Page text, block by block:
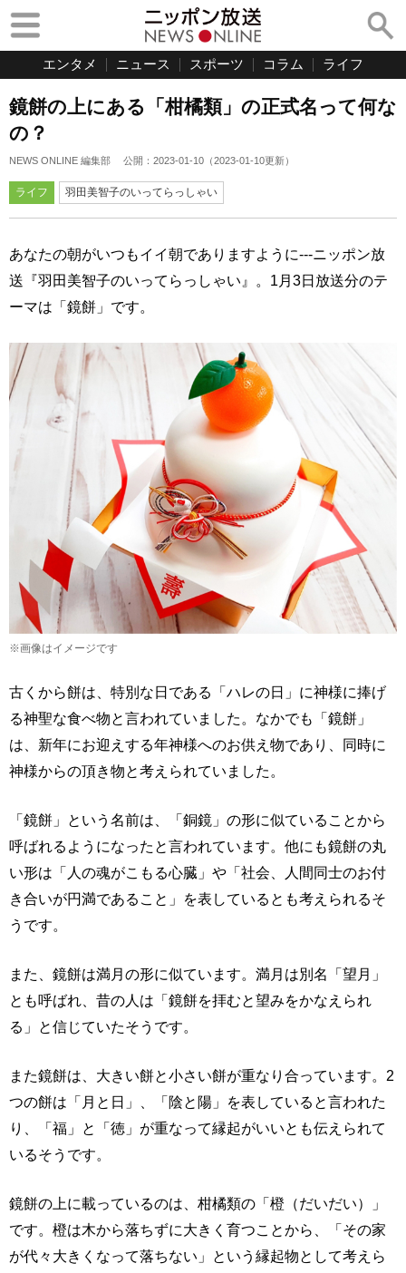
エンタメ ニュース スポーツ コラム ライフ
鏡餅の上にある「柑橘類」の正式名って何な
の？
NEWS ONLINE 編集部 公開： 2023-01-10 （2023-01-10更新）
ライフ 羽田美智子のいってらっしゃい
あなたの朝がいつもイイ朝でありますように---ニッポン放
送『羽田美智子のいってらっしゃい』。1月3日放送分のテ
ーマは「鏡餅」です。
※画像はイメージです
古くから餅は、特別な日である「ハレの日」に神様に捧げ
る神聖な食べ物と言われていました。なかでも「鏡餅」
は、新年にお迎えする年神様へのお供え物であり、同時に
神様からの頂き物と考えられていました。
「鏡餅」という名前は、「銅鏡」の形に似ていることから
呼ばれるようになったと言われています。他にも鏡餅の丸
い形は「人の魂がこもる心臓」や「社会、人間同士のお付
き合いが円満であること」を表しているとも考えられるそ
うです。
また、鏡餅は満月の形に似ています。満月は別名「望月」
とも呼ばれ、昔の人は「鏡餅を拝むと望みをかなえられ
る」と信じていたそうです。
また鏡餅は、大きい餅と小さい餅が重なり合っています。2
つの餅は「月と日」、「陰と陽」を表していると言われた
り、「福」と「徳」が重なって縁起がいいとも伝えられて
いるそうです。
鏡餅の上に載っているのは、柑橘類の「橙（だいだい）」
です。橙は木から落ちずに大きく育つことから、「その家
が代々大きくなって落ちない」という縁起物として考えら